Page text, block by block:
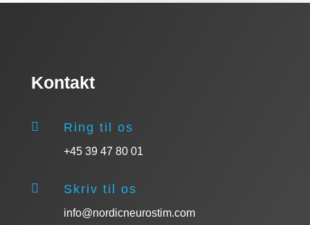
Kontakt
 Ring til os
+45 39 47 80 01
 Skriv til os
info@nordicneurostim.com